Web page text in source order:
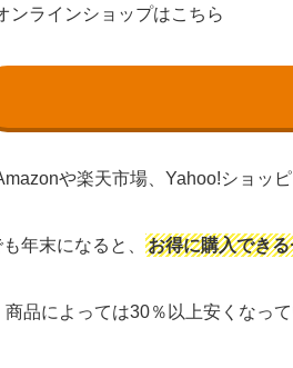
ンラインショップはこちら
や楽天市場、Yahoo!ショッ
年末になると、 お得に購入でき
品によっては30％以上安くなって